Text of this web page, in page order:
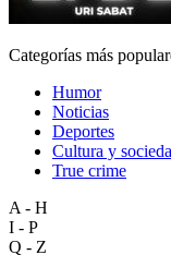
Categorías más
Humor
Noticias
Deportes
Cultura y
True crime
A - H
I - P
Q - Z